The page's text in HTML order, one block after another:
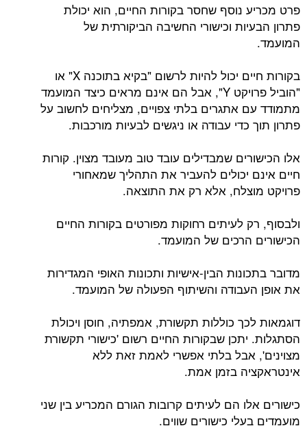
פרט מכריע נוסף שחסר בקורות החיים, הוא יכולת
פתרון הבעיות וכישורי החשיבה הביקורתית של
המועמד.
בקורות חיים יכול להיות לרשום "בקיא בתוכנה X" או
"הוביל פרויקט Y", אבל הם אינם מראים כיצד המועמד
מתמודד עם אתגרים בלתי צפויים, מצליחים לחשוב על
פתרון תוך כדי עבודה או ניגשים לבעיות מורכבות.
אלו הכישורים שמבדילים עובד טוב מעובד מצוין. קורות
חיים אינם יכולים להעביר את התהליך שמאחורי
פרויקט מוצלח, אלא רק את התוצאה.
ולבסוף, רק לעיתים רחוקות מפורטים בקורות החיים
הכישורים הרכים של המועמד.
מדובר בתכונות הבין-אישיות ותכונות האופי המגדירות
את אופן העבודה והשיתוף הפעולה של המועמד.
דוגמאות לכך כוללות תקשורת, אמפתיה, חוסן ויכולת
הסתגלות. יתכן שבקורות החיים רשום 'כישורי תקשורת
מצוינים', אבל בלתי אפשרי לאמת זאת ללא
אינטראקציה בזמן אמת.
כישורים אלו הם לעיתים קרובות הגורם המכריע בין שני
מועמדים בעלי כישורים שווים.